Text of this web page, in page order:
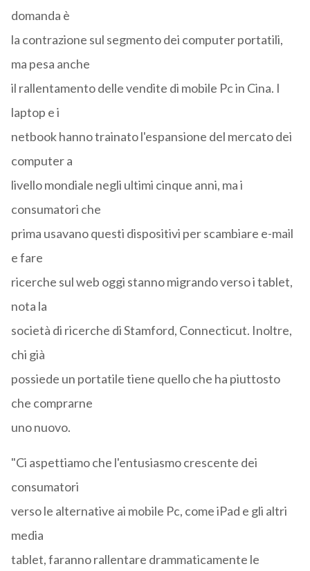
domanda è
la contrazione sul segmento dei computer portatili,
ma pesa anche
il rallentamento delle vendite di mobile Pc in Cina. I
laptop e i
netbook hanno trainato l'espansione del mercato dei
computer a
livello mondiale negli ultimi cinque anni, ma i
consumatori che
prima usavano questi dispositivi per scambiare e-mail
e fare
ricerche sul web oggi stanno migrando verso i tablet,
nota la
società di ricerche di Stamford, Connecticut. Inoltre,
chi già
possiede un portatile tiene quello che ha piuttosto
che comprarne
uno nuovo.
"Ci aspettiamo che l'entusiasmo crescente dei
consumatori
verso le alternative ai mobile Pc, come iPad e gli altri
media
tablet, faranno rallentare drammaticamente le